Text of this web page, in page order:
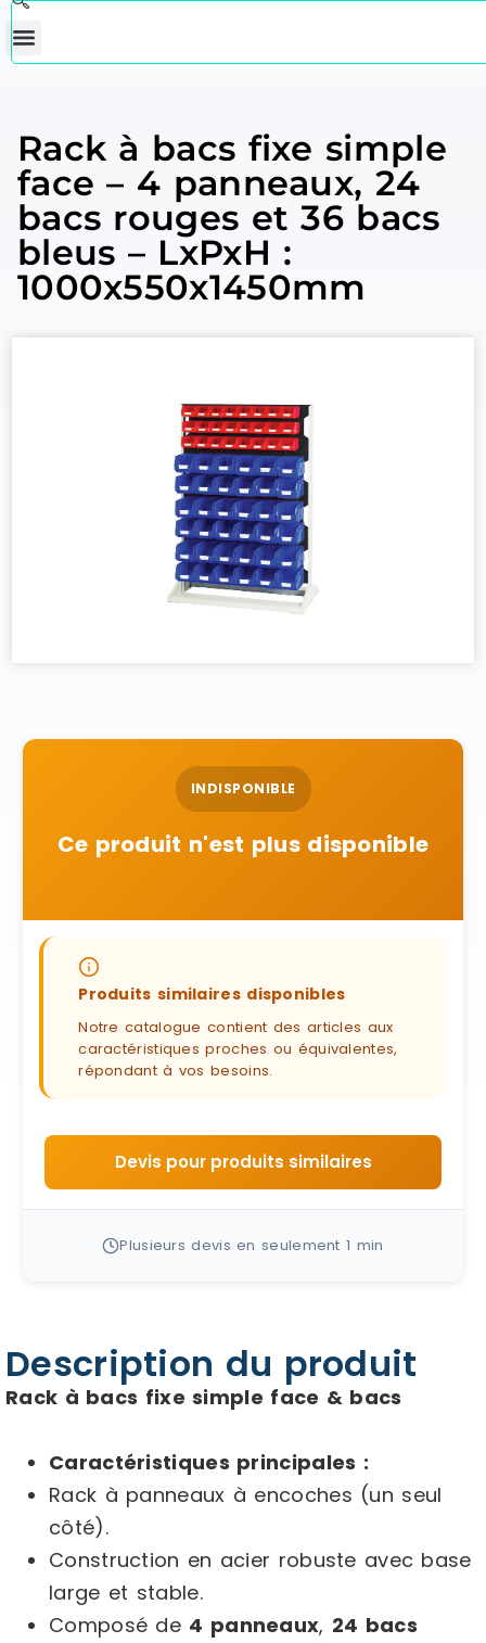
Rack à bacs fixe simple
face – 4 panneaux, 24
bacs rouges et 36 bacs
bleus – LxPxH :
1000x550x1450mm
INDISPONIBLE
Ce produit n'est plus disponible
Produits similaires disponibles
Notre catalogue contient des articles aux
caractéristiques proches ou équivalentes,
répondant à vos besoins.
Devis pour produits similaires
Plusieurs devis en seulement 1 min
Description du produit
Rack à bacs fixe simple face & bacs
Caractéristiques principales :
Rack à panneaux à encoches (un seul
côté).
Construction en acier robuste avec base
large et stable.
Composé de 4 panneaux, 24 bacs